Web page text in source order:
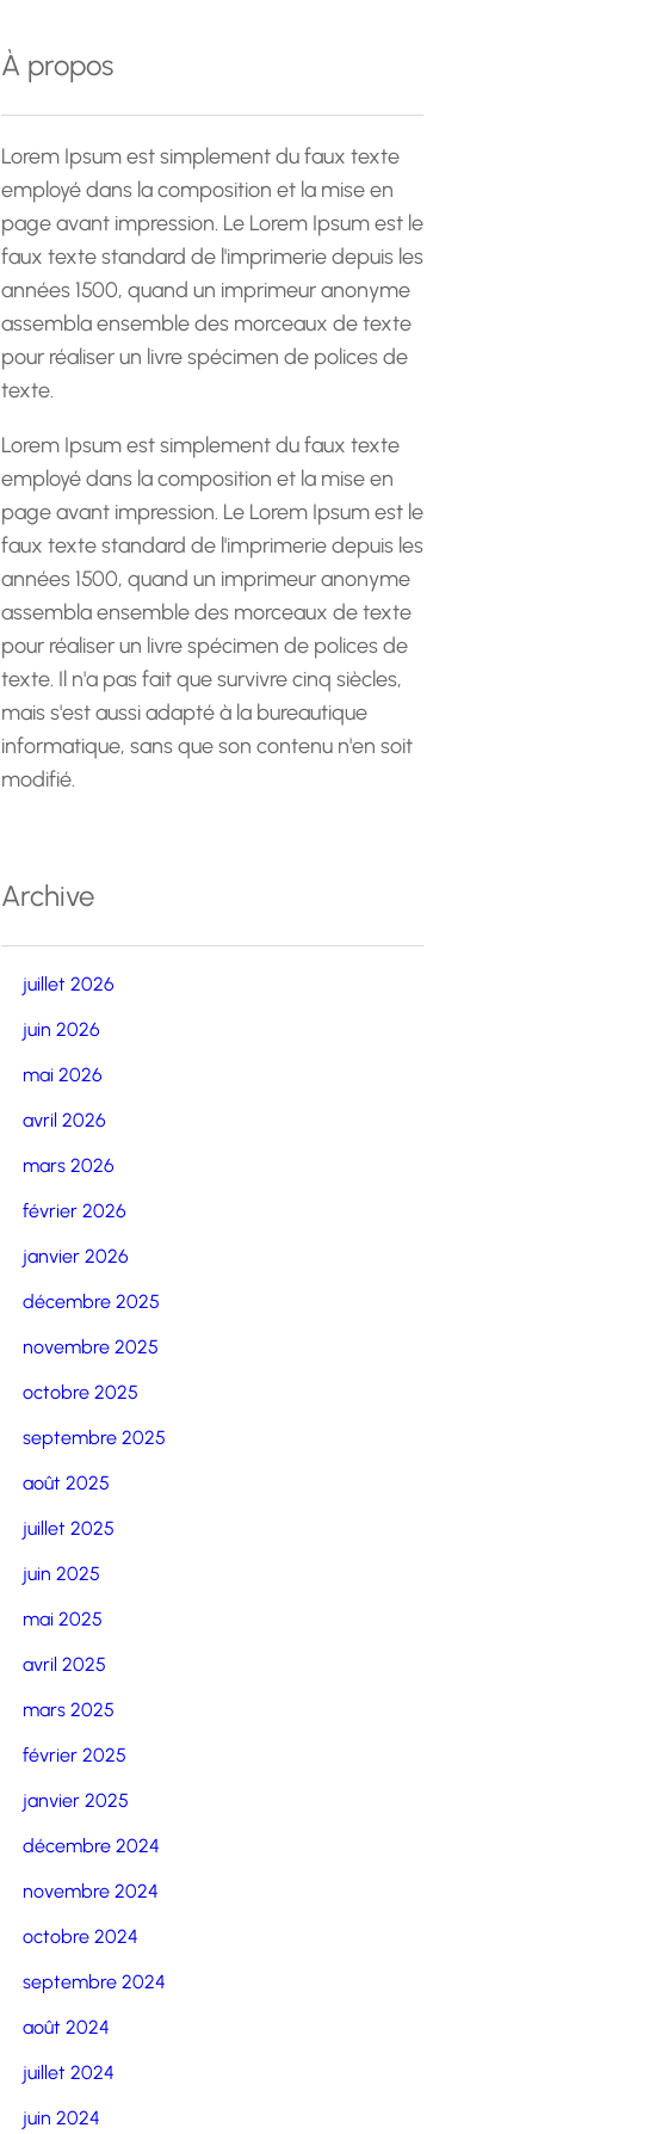
r
c
h
e
À propos
Lorem Ipsum est simplement du faux texte
employé dans la composition et la mise en
page avant impression. Le Lorem Ipsum est le
faux texte standard de l'imprimerie depuis les
années 1500, quand un imprimeur anonyme
assembla ensemble des morceaux de texte
pour réaliser un livre spécimen de polices de
texte.
Lorem Ipsum est simplement du faux texte
employé dans la composition et la mise en
page avant impression. Le Lorem Ipsum est le
faux texte standard de l'imprimerie depuis les
années 1500, quand un imprimeur anonyme
assembla ensemble des morceaux de texte
pour réaliser un livre spécimen de polices de
texte. Il n'a pas fait que survivre cinq siècles,
mais s'est aussi adapté à la bureautique
informatique, sans que son contenu n'en soit
modifié.
Archive
juillet 2026
juin 2026
mai 2026
avril 2026
mars 2026
février 2026
janvier 2026
décembre 2025
novembre 2025
octobre 2025
septembre 2025
août 2025
juillet 2025
juin 2025
mai 2025
avril 2025
mars 2025
février 2025
janvier 2025
décembre 2024
novembre 2024
octobre 2024
septembre 2024
août 2024
juillet 2024
juin 2024